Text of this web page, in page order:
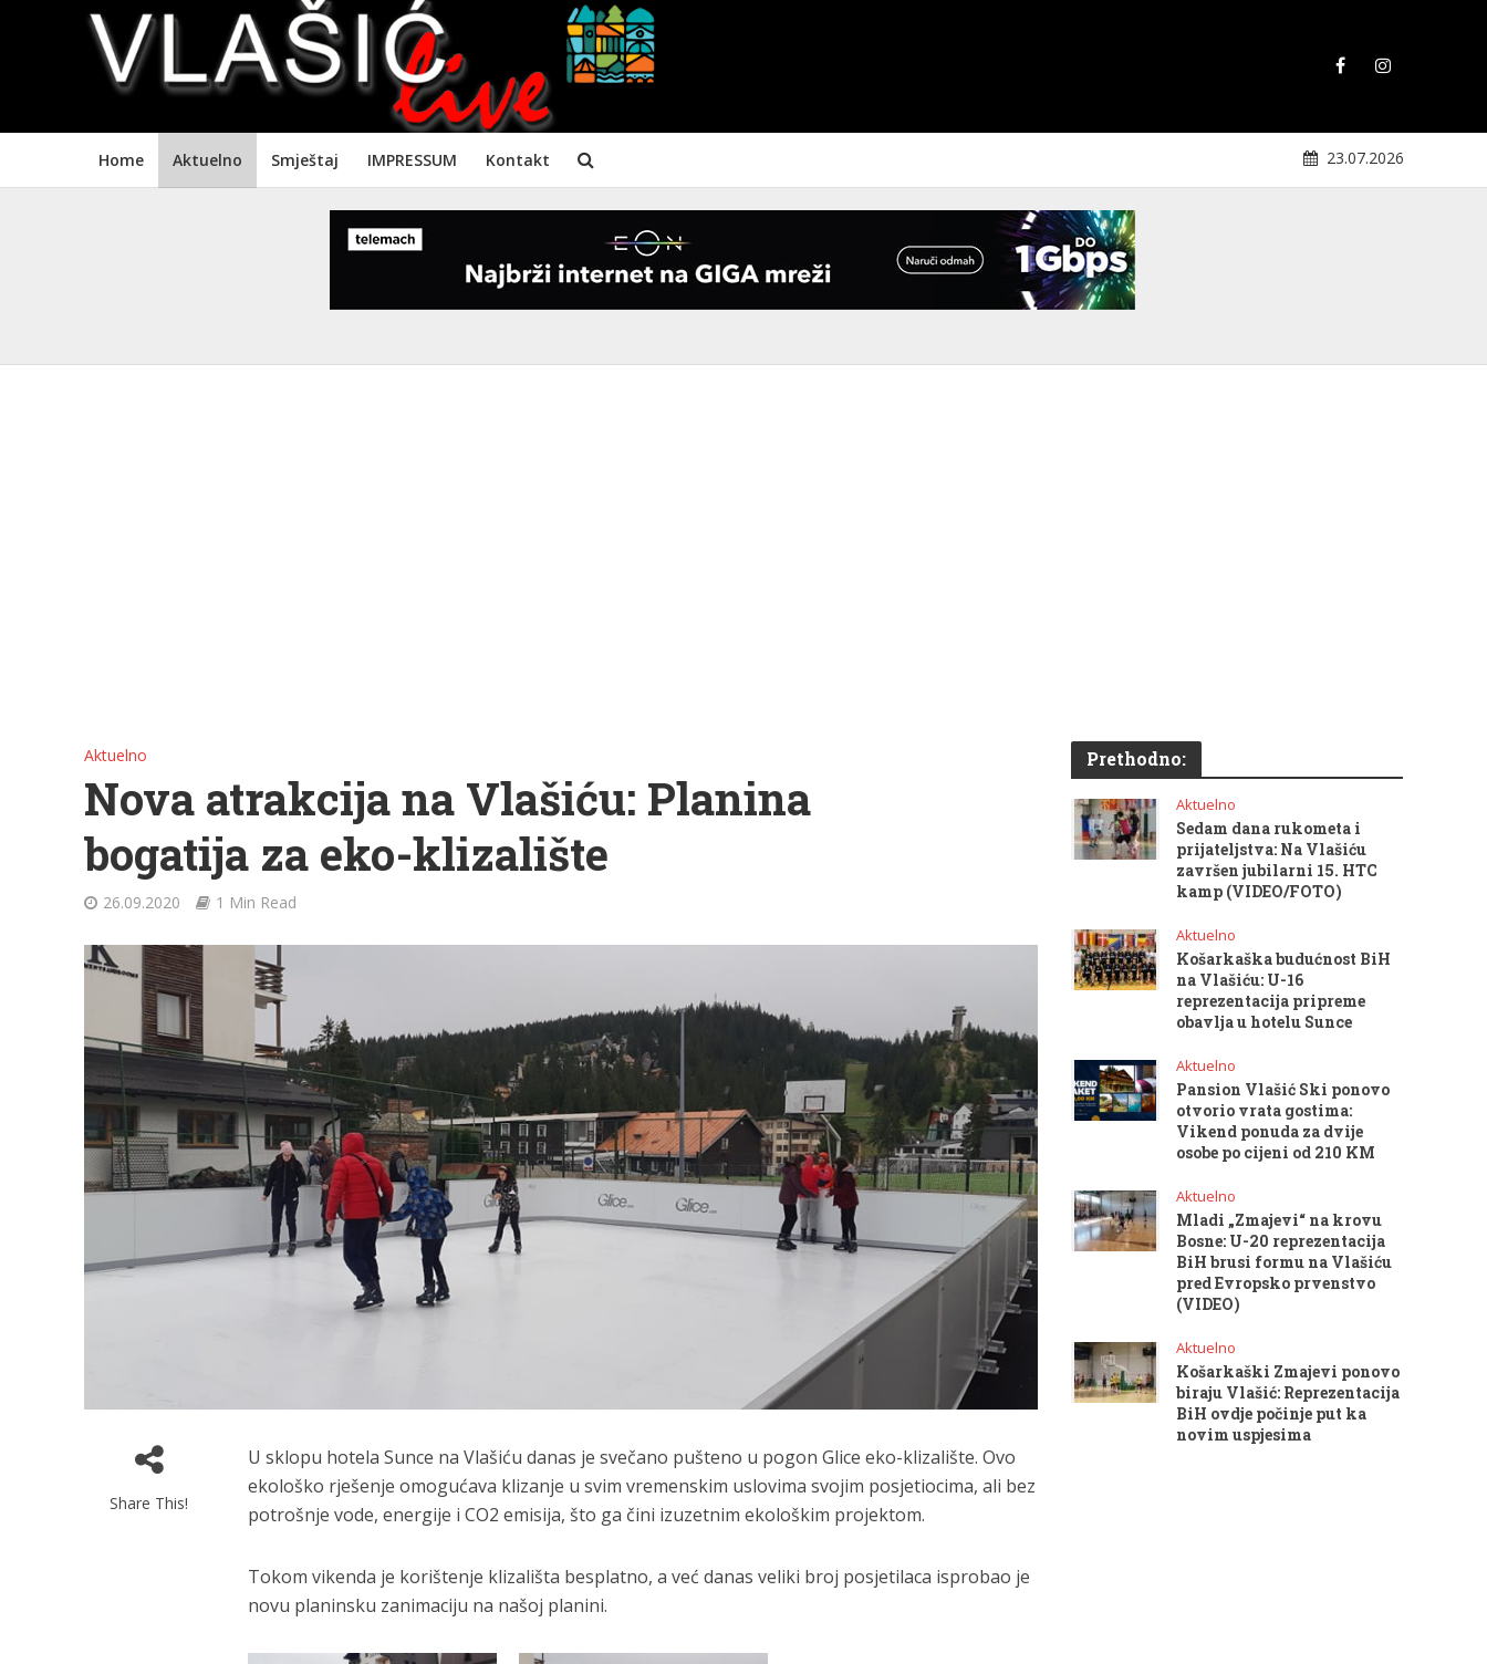
Home Aktuelno Smještaj IMPRESSUM Kontakt 23.07.2026
Aktuelno
Nova atrakcija na Vlašiću: Planina
bogatija za eko-klizalište
26.09.2020 1 Min Read
Share This!
U sklopu hotela Sunce na Vlašiću danas je svečano pušteno u pogon Glice eko-klizalište. Ovo
ekološko rješenje omogućava klizanje u svim vremenskim uslovima svojim posjetiocima, ali bez
potrošnje vode, energije i CO2 emisija, što ga čini izuzetnim ekološkim projektom.
Tokom vikenda je korištenje klizališta besplatno, a već danas veliki broj posjetilaca isprobao je
novu planinsku zanimaciju na našoj planini.
Prethodno:
Aktuelno
Sedam dana rukometa i
prijateljstva: Na Vlašiću
završen jubilarni 15. HTC
kamp (VIDEO/FOTO)
Aktuelno
Košarkaška budućnost BiH
na Vlašiću: U-16
reprezentacija pripreme
obavlja u hotelu Sunce
Aktuelno
Pansion Vlašić Ski ponovo
otvorio vrata gostima:
Vikend ponuda za dvije
osobe po cijeni od 210 KM
Aktuelno
Mladi „Zmajevi“ na krovu
Bosne: U-20 reprezentacija
BiH brusi formu na Vlašiću
pred Evropsko prvenstvo
(VIDEO)
Aktuelno
Košarkaški Zmajevi ponovo
biraju Vlašić: Reprezentacija
BiH ovdje počinje put ka
novim uspjesima